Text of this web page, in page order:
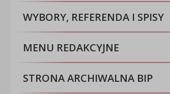
WYBORY, REFERENDA I SPISY
MENU REDAKCYJNE
STRONA ARCHIWALNA BIP